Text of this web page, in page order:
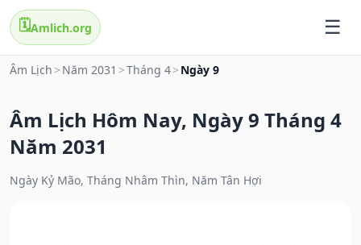
🗓️Amlich.org
Âm Lịch > Năm 2031 >Tháng 4> Ngày 9
Âm Lịch Hôm Nay, Ngày 9 Tháng 4
Năm 2031
Ngày Kỷ Mão, Tháng Nhâm Thìn, Năm Tân Hợi